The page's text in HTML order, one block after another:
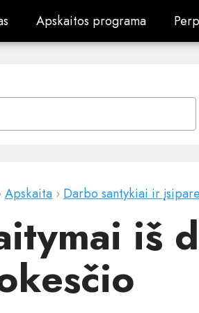
Apskaitos programa
Apskaitos programa
Apskaita › Darbo santykiai ir
iš